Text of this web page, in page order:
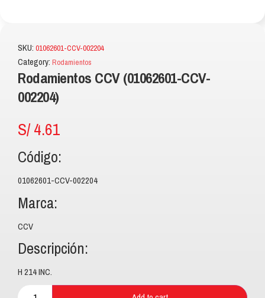
SKU: 01062601-CCV-002204
Category: Rodamientos
Rodamientos CCV (01062601-CCV-
002204)
S/4.61
Código:
01062601-CCV-002204
Marca:
CCV
Descripción:
H 214 INC.